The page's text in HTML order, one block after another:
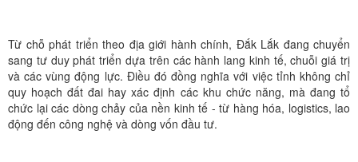
Từ chỗ phát triển theo địa giới hành chính, Đắk Lắk đang chuyển
sang tư duy phát triển dựa trên các hành lang kinh tế, chuỗi giá trị
và các vùng động lực. Điều đó đồng nghĩa với việc tỉnh không chỉ
quy hoạch đất đai hay xác định các khu chức năng, mà đang tổ
chức lại các dòng chảy của nền kinh tế - từ hàng hóa, logistics, lao
động đến công nghệ và dòng vốn đầu tư.